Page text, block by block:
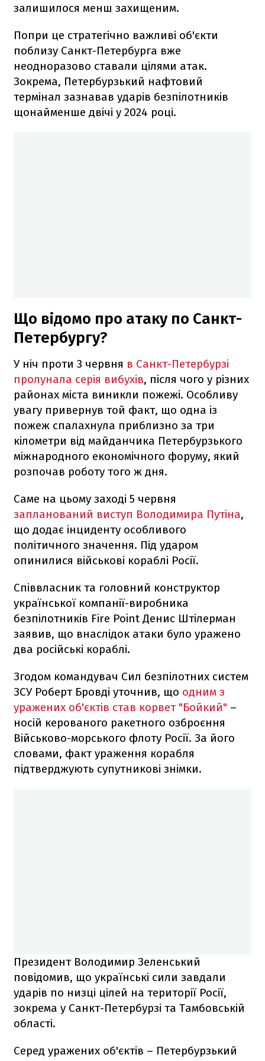
залишилося менш захищеним.
Попри це стратегічно важливі об'єкти
поблизу Санкт-Петербурга вже
неодноразово ставали цілями атак.
Зокрема, Петербурзький нафтовий
термінал зазнавав ударів безпілотників
щонайменше двічі у 2024 році.
Що відомо про атаку по Санкт-
Петербургу?
У ніч проти 3 червня в Санкт-Петербурзі
пролунала серія вибухів, після чого у різних
районах міста виникли пожежі. Особливу
увагу привернув той факт, що одна із
пожеж спалахнула приблизно за три
кілометри від майданчика Петербурзького
міжнародного економічного форуму, який
розпочав роботу того ж дня.
Саме на цьому заході 5 червня
запланований виступ Володимира Путіна,
що додає інциденту особливого
політичного значення. Під ударом
опинилися військові кораблі Росії.
Співвласник та головний конструктор
української компанії-виробника
безпілотників Fire Point Денис Штілерман
заявив, що внаслідок атаки було уражено
два російські кораблі.
Згодом командувач Сил безпілотних систем
ЗСУ Роберт Бровді уточнив, що одним з
уражених об'єктів став корвет "Бойкий" –
носій керованого ракетного озброєння
Військово-морського флоту Росії. За його
словами, факт ураження корабля
підтверджують супутникові знімки.
Президент Володимир Зеленський
повідомив, що українські сили завдали
ударів по низці цілей на території Росії,
зокрема у Санкт-Петербурзі та Тамбовській
області.
Серед уражених об'єктів – Петербурзький